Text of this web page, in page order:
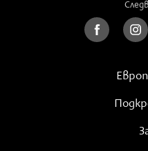
Публикация,